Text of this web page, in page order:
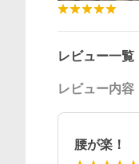
レビュー一覧
レビュー内容
腰が楽！